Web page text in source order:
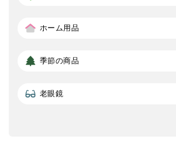
ホーム用品
季節の商品
老眼鏡